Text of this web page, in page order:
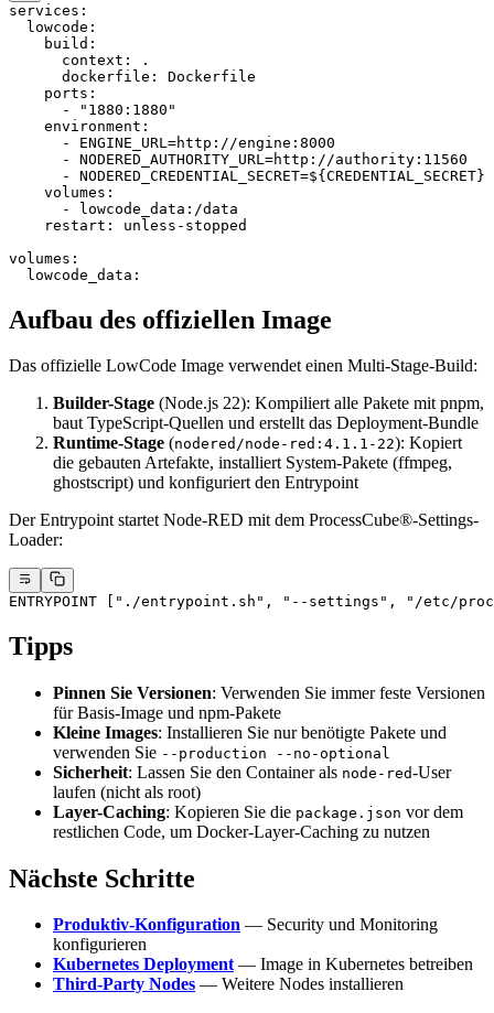
services :
  lowcode
:
    build
:
      context
:
.
      dockerfile
: Dockerfile
    ports
:
      -
"1880:1880"
    environment
:
      -
ENGINE_URL=http://engine:8000
      -
NODERED_AUTHORITY_URL=http://authority:11560
      -
NODERED_CREDENTIAL_SECRET=${CREDENTIAL_SECRET}
    volumes
:
      -
lowcode_data:/data
    restart
: unless-stopped
volumes :
  lowcode_data
:
Aufbau des offiziellen Image
Das offizielle LowCode Image verwendet einen Multi-Stage-Build:
Builder-Stage (Node.js 22): Kompiliert alle Pakete mit pnpm,
baut TypeScript-Quellen und erstellt das Deployment-Bundle
Runtime-Stage (nodered/node-red:4.1.1-22): Kopiert
die gebauten Artefakte, installiert System-Pakete (ffmpeg,
ghostscript) und konfiguriert den Entrypoint
Der Entrypoint startet Node-RED mit dem ProcessCube®-Settings-
Loader:
ENTRYPOINT ["./entrypoint.sh", "--settings", "/etc/
Tipps
Pinnen Sie Versionen: Verwenden Sie immer feste Versionen
für Basis-Image und npm-Pakete
Kleine Images: Installieren Sie nur benötigte Pakete und
verwenden Sie --production --no-optional
Sicherheit: Lassen Sie den Container als node-red-User
laufen (nicht als root)
Layer-Caching: Kopieren Sie die package.json vor dem
restlichen Code, um Docker-Layer-Caching zu nutzen
Nächste Schritte
Produktiv-Konfiguration — Security und Monitoring
konfigurieren
Kubernetes Deployment— Image in Kubernetes betreiben
Third-Party Nodes — Weitere Nodes installieren